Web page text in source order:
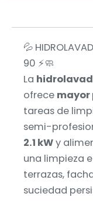
💦
90 ⚡🧼
La
ofrece mayor
tareas de
semi-
2.1 kWy
una limpieza
terrazas,
suciedad